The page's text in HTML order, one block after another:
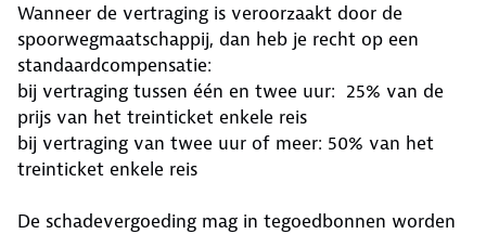
Wanneer de vertraging is veroorzaakt door de
spoorwegmaatschappij, dan heb je recht op een
standaardcompensatie:
bij vertraging tussen één en twee uur: 25% van de
prijs van het treinticket enkele reis
bij vertraging van twee uur of meer: 50% van het
treinticket enkele reis
De schadevergoeding mag in tegoedbonnen worden